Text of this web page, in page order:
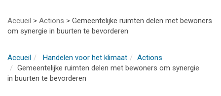
Accueil > Actions > Gemeentelijke ruimten delen met bewoners
om synergie in buurten te bevorderen
Accueil Handelen voor het klimaat
Actions
Gemeentelijke ruimten delen met bewoners om synergie
in buurten te bevorderen